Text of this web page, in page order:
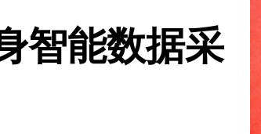
智能数据采